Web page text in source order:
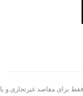
برای مقاصد غیرتجاری و با